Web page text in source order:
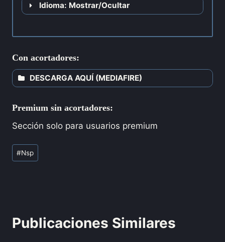
Idioma: Mostrar/Ocultar
Con acortadores:
DESCARGA AQUÍ (MEDIAFIRE)
Premium sin acortadores:
Sección solo para usuarios premium
#Nsp
Publicaciones Similares